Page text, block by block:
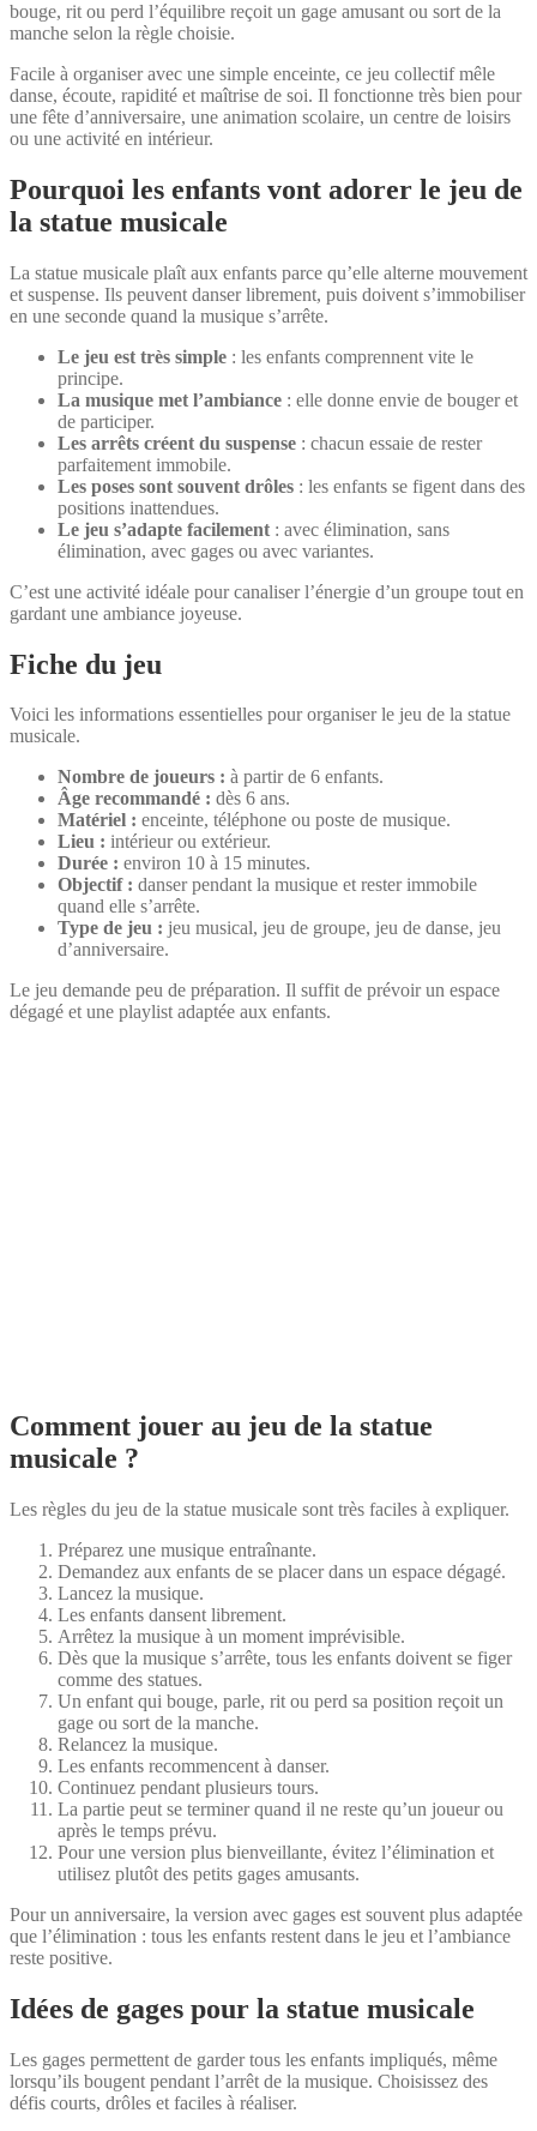
bouge, rit ou perd l’équilibre reçoit un gage amusant ou sort de la
manche selon la règle choisie.
Facile à organiser avec une simple enceinte, ce jeu collectif mêle
danse, écoute, rapidité et maîtrise de soi. Il fonctionne très bien pour
une fête d’anniversaire, une animation scolaire, un centre de loisirs
ou une activité en intérieur.
Pourquoi les enfants vont adorer le jeu de
la statue musicale
La statue musicale plaît aux enfants parce qu’elle alterne mouvement
et suspense. Ils peuvent danser librement, puis doivent s’immobiliser
en une seconde quand la musique s’arrête.
Le jeu est très simple : les enfants comprennent vite le
principe.
La musique met l’ambiance : elle donne envie de bouger et
de participer.
Les arrêts créent du suspense : chacun essaie de rester
parfaitement immobile.
Les poses sont souvent drôles : les enfants se figent dans des
positions inattendues.
Le jeu s’adapte facilement : avec élimination, sans
élimination, avec gages ou avec variantes.
C’est une activité idéale pour canaliser l’énergie d’un groupe tout en
gardant une ambiance joyeuse.
Fiche du jeu
Voici les informations essentielles pour organiser le jeu de la statue
musicale.
Nombre de joueurs : à partir de 6 enfants.
Âge recommandé : dès 6 ans.
Matériel : enceinte, téléphone ou poste de musique.
Lieu : intérieur ou extérieur.
Durée : environ 10 à 15 minutes.
Objectif : danser pendant la musique et rester immobile
quand elle s’arrête.
Type de jeu : jeu musical, jeu de groupe, jeu de danse, jeu
d’anniversaire.
Le jeu demande peu de préparation. Il suffit de prévoir un espace
dégagé et une playlist adaptée aux enfants.
Comment jouer au jeu de la statue
musicale ?
Les règles du jeu de la statue musicale sont très faciles à expliquer.
Préparez une musique entraînante.
Demandez aux enfants de se placer dans un espace dégagé.
Lancez la musique.
Les enfants dansent librement.
Arrêtez la musique à un moment imprévisible.
Dès que la musique s’arrête, tous les enfants doivent se figer
comme des statues.
Un enfant qui bouge, parle, rit ou perd sa position reçoit un
gage ou sort de la manche.
Relancez la musique.
Les enfants recommencent à danser.
Continuez pendant plusieurs tours.
La partie peut se terminer quand il ne reste qu’un joueur ou
après le temps prévu.
Pour une version plus bienveillante, évitez l’élimination et
utilisez plutôt des petits gages amusants.
Pour un anniversaire, la version avec gages est souvent plus adaptée
que l’élimination : tous les enfants restent dans le jeu et l’ambiance
reste positive.
Idées de gages pour la statue musicale
Les gages permettent de garder tous les enfants impliqués, même
lorsqu’ils bougent pendant l’arrêt de la musique. Choisissez des
défis courts, drôles et faciles à réaliser.